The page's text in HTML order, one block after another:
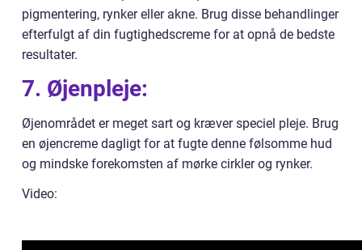
pigmentering, rynker eller akne. Brug disse behandlinger
efterfulgt af din fugtighedscreme for at opnå de bedste
resultater.
7. Øjenpleje:
Øjenområdet er meget sart og kræver speciel pleje. Brug
en øjencreme dagligt for at fugte denne følsomme hud
og mindske forekomsten af mørke cirkler og rynker.
Video: